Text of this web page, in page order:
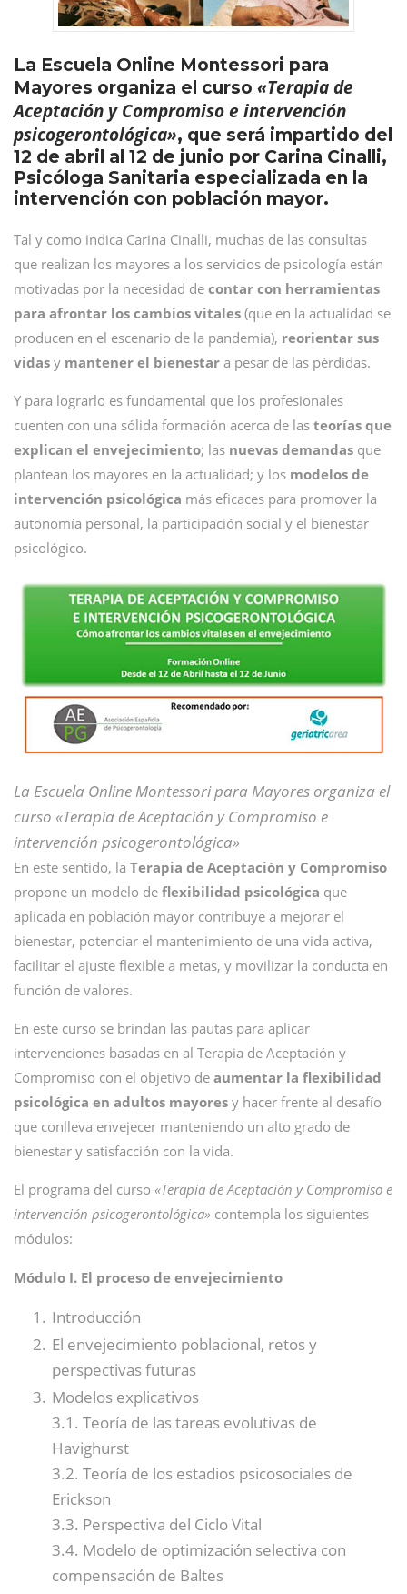
La Escuela Online Montessori para
Mayores organiza el curso «Terapia de
Aceptación y Compromiso e intervención
psicogerontológica», que será impartido del
12 de abril al 12 de junio por Carina Cinalli,
Psicóloga Sanitaria especializada en la
intervención con población mayor.
Tal y como indica Carina Cinalli, muchas de las consultas
que realizan los mayores a los servicios de psicología están
motivadas por la necesidad de contar con herramientas
para afrontar los cambios vitales (que en la actualidad se
producen en el escenario de la pandemia), reorientar sus
vidas y mantener el bienestar a pesar de las pérdidas.
Y para lograrlo es fundamental que los profesionales
cuenten con una sólida formación acerca de las teorías que
explican el envejecimiento; las nuevas demandas que
plantean los mayores en la actualidad; y los modelos de
intervención psicológica más eficaces para promover la
autonomía personal, la participación social y el bienestar
psicológico.
La Escuela Online Montessori para Mayores organiza el
curso «Terapia de Aceptación y Compromiso e
intervención psicogerontológica»
En este sentido, la Terapia de Aceptación y Compromiso
propone un modelo de flexibilidad psicológica que
aplicada en población mayor contribuye a mejorar el
bienestar, potenciar el mantenimiento de una vida activa,
facilitar el ajuste flexible a metas, y movilizar la conducta en
función de valores.
En este curso se brindan las pautas para aplicar
intervenciones basadas en al Terapia de Aceptación y
Compromiso con el objetivo de aumentar la flexibilidad
psicológica en adultos mayores y hacer frente al desafío
que conlleva envejecer manteniendo un alto grado de
bienestar y satisfacción con la vida.
El programa del curso «Terapia de Aceptación y Compromiso e
intervención psicogerontológica» contempla los siguientes
módulos:
Módulo I. El proceso de envejecimiento
Introducción
El envejecimiento poblacional, retos y
perspectivas futuras
Modelos explicativos
3.1. Teoría de las tareas evolutivas de
Havighurst
3.2. Teoría de los estadios psicosociales de
Erickson
3.3. Perspectiva del Ciclo Vital
3.4. Modelo de optimización selectiva con
compensación de Baltes